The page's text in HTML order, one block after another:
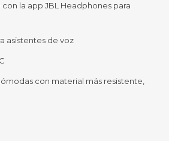
la app JBL Headphones para
asistentes de voz
con material más resistente,